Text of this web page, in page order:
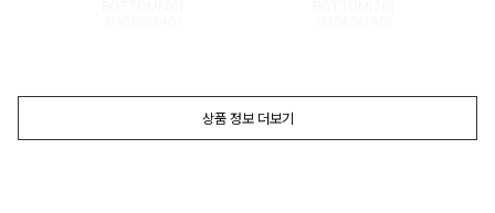
상품 정보 더보기